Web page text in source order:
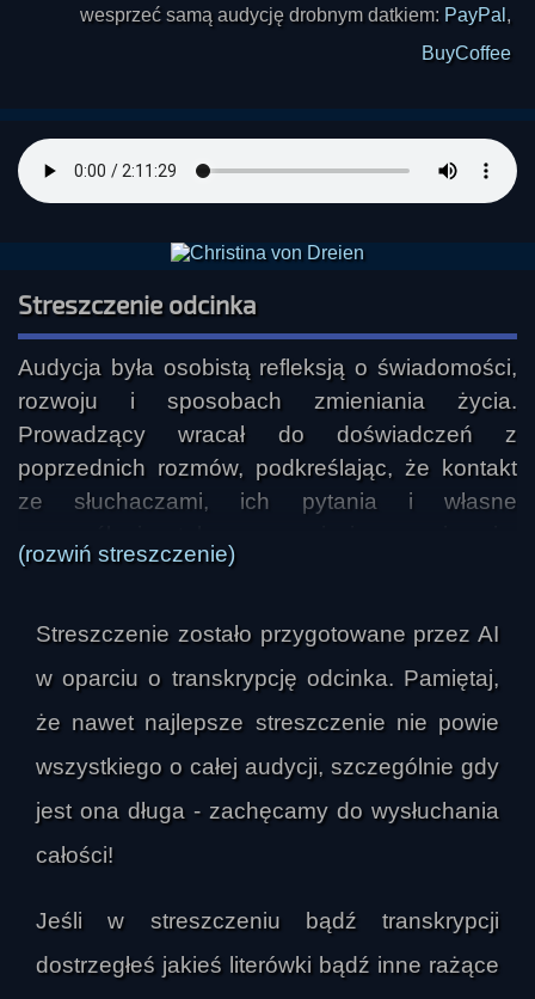
wesprzeć samą audycję drobnym datkiem: PayPal ,
BuyCoffee
Streszczenie odcinka
Audycja była osobistą refleksją o świadomości,
rozwoju i sposobach zmieniania życia.
Prowadzący wracał do doświadczeń z
poprzednich rozmów, podkreślając, że kontakt
ze słuchaczami, ich pytania i własne
Zaznaczał jednocześnie, że największym
lecz zamknięcie na odmienne perspektywy. W
jego ujęciu rozwój wymaga współpracy,
być inne od dotychczasowego przekonania.
Jednym z głównych wątków była teza, że inność
zmuszają do reakcji, uruchamiają myślenie i
podświadomości, która przyjmuje nowe
informacje jak kolejną „aplikację”. Gdyby ludzie
(rozwiń streszczenie)
Streszczenie zostało przygotowane przez AI
w oparciu o transkrypcję odcinka. Pamiętaj,
że nawet najlepsze streszczenie nie powie
wszystkiego o całej audycji, szczególnie gdy
jest ona długa - zachęcamy do wysłuchania
całości!
Jeśli w streszczeniu bądź transkrypcji
dostrzegłeś jakieś literówki bądź inne rażące